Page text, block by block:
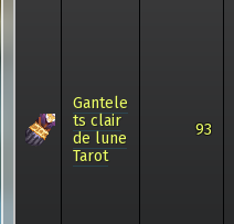
Gantele
ts clair
de lune
Tarot
93